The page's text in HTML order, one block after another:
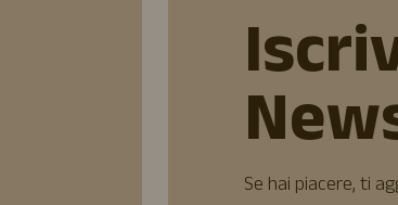
Se hai piacere, ti